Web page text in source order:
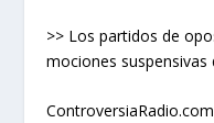
>> Los partidos de
mociones suspensivas
ControversiaRadio.com